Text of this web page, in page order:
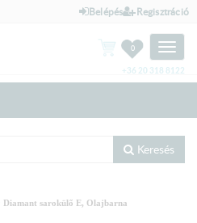
Belépés Regisztráció
Toggle
0
+36 20 318 8122
Keresés
Diamant sarokülő E, Olajbarna